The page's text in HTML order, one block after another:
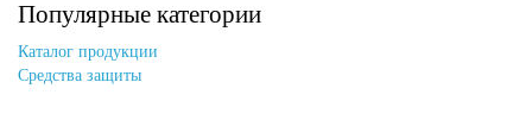
Популярные категории
Каталог продукции
Средства защиты